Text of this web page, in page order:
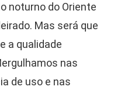
noturno do Oriente
Mas será que
a qualidade
nas
de uso e nas